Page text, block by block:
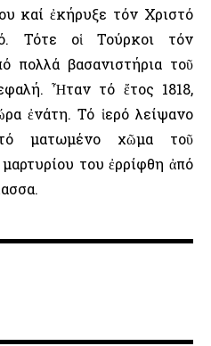
καί ἐκήρυξε τόν Χριστό
Τότε οἱ Τούρκοι τόν
πολλά βασανιστήρια τοῦ
Ἦταν τό ἔτος 1818,
ἐνάτη. Τό ἱερό λείψανο
ματωμένο χῶμα τοῦ
του ἐρρίφθη ἀπό